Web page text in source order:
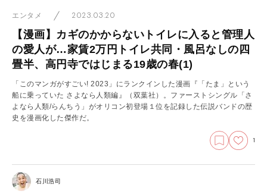
エンタメ 2023.03.20
【漫画】カギのかからないトイレに入ると管理人
の愛人が…家賃2万円トイレ共同・風呂なしの四
畳半、高円寺ではじまる19歳の春(1)
「このマンガがすごい! 2023」にランクインした漫画『「たま」という
船に乗っていた さよなら人類編』（双葉社）。ファーストシングル「さ
よなら人類/らんちう」がオリコン初登場１位を記録した伝説バンドの歴
史を漫画化した傑作だ。
1
石川浩司